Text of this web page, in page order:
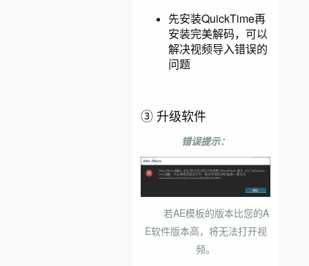
先安装QuickTime再
安装完美解码，可以
解决视频导入错误的
问题
③ 升级软件
错误提示：
若AE模板的版本比您的A
E软件版本高，将无法打开视
频。